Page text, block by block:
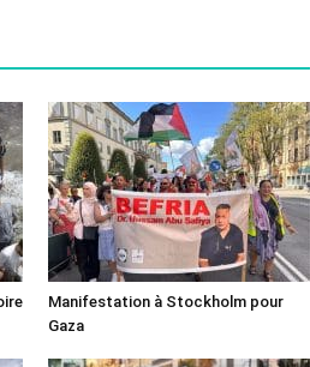
Manifestation à Stockholm pour
Gaza